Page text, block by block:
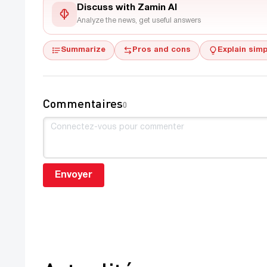
Discuss with Zamin AI
Analyze the news, get useful answers
Summarize Pros and cons Explain
Commentaires0
Envoyer